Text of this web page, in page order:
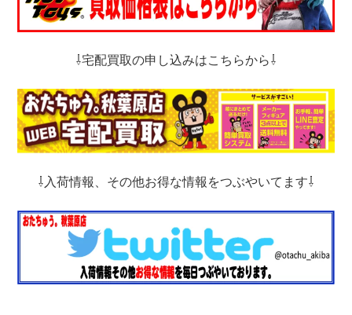
⇩宅配買取の申し込みはこちらから⇩
⇩入荷情報、その他お得な情報をつぶやいてます⇩